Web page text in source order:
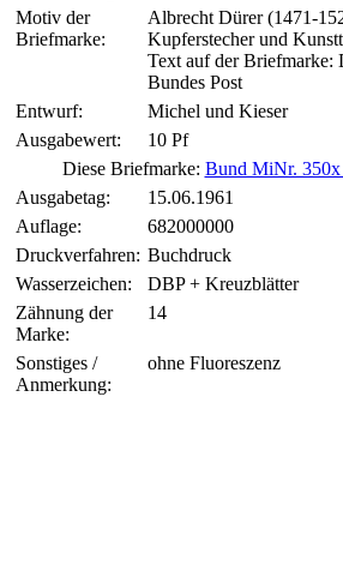
Motiv der
Briefmarke:
Albrecht Dürer (1471-
Kupferstecher und
Text auf der Briefmarke:
Bundes Post
Entwurf:
Michel und Kieser
Ausgabewert:
10 Pf
Diese Briefmarke: Bund MiNr. 350x
Ausgabetag:
15.06.1961
Auflage:
682000000
Druckverfahren: Buchdruck
Wasserzeichen:
DBP + Kreuzblätter
Zähnung der
Marke:
14
Sonstiges /
Anmerkung:
ohne Fluoreszenz